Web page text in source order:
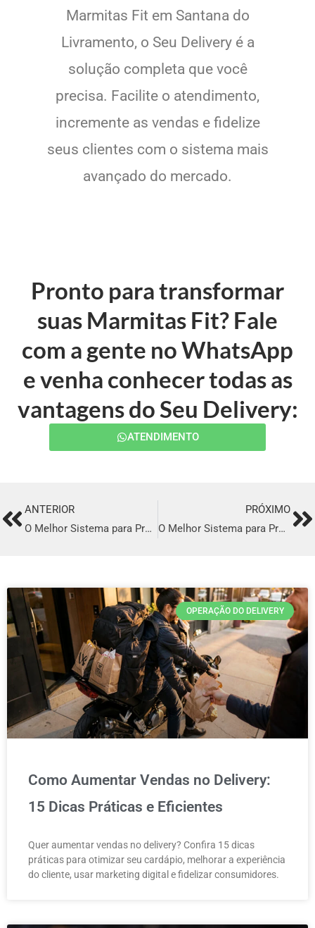
Marmitas Fit em Santana do
Livramento, o Seu Delivery é a
solução completa que você
precisa. Facilite o atendimento,
incremente as vendas e fidelize
seus clientes com o sistema mais
avançado do mercado.
Pronto para transformar
suas Marmitas Fit? Fale
com a gente no WhatsApp
e venha conhecer todas as
vantagens do Seu Delivery:
ATENDIMENTO
PrevANTERIOR
O Melhor Sistema para Profissionalizar o seu Delivery em Patrocínio
PRÓXIMO
O Melhor Sistema para Profissionalizar o seu Delivery em Paulínia
OPERAÇÃO DO DELIVERY
Como Aumentar Vendas no Delivery:
15 Dicas Práticas e Eficientes
Quer aumentar vendas no delivery? Confira 15 dicas
práticas para otimizar seu cardápio, melhorar a experiência
do cliente, usar marketing digital e fidelizar consumidores.